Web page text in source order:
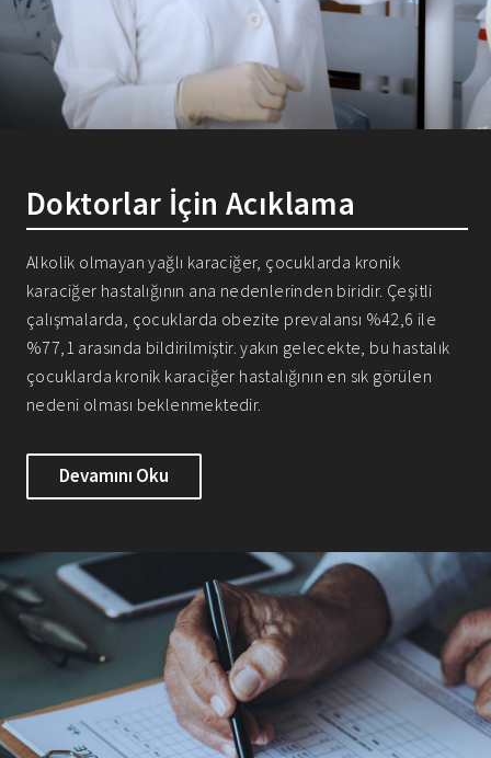
Doktorlar İçin Acıklama
Alkolik olmayan yağlı karaciğer, çocuklarda kronik
karaciğer hastalığının ana nedenlerinden biridir. Çeşitli
çalışmalarda, çocuklarda obezite prevalansı %42,6 ile
%77,1 arasında bildirilmiştir. yakın gelecekte, bu hastalık
çocuklarda kronik karaciğer hastalığının en sık görülen
nedeni olması beklenmektedir.
Devamını Oku